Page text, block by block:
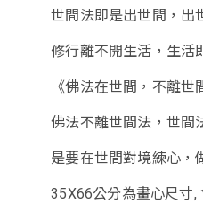
世間法即是出世間，出
修行離不開生活，生活
《佛法在世間，不離世
佛法不離世間法，世間
是要在世間對境練心，
35X66公分為畫心尺寸,